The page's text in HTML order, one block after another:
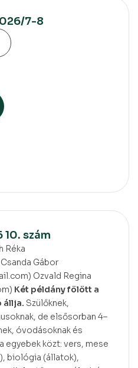
7-8
szám
Réka
Gábor
Ozvald Regina
Két példány fölött a
állja. Szülőknek,
de elsősorban 4–
óvodásoknak és
egyebek közt: vers, mese
biológia (állatok),